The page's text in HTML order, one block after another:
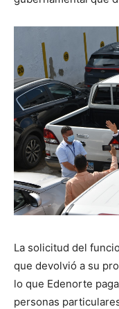
La solicitud del
que devolvió a su
lo que Edenorte
personas